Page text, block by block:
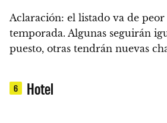
Aclaración: el listado va de
temporada. Algunas seguirán
puesto, otras tendrán nuevas
6 Hotel